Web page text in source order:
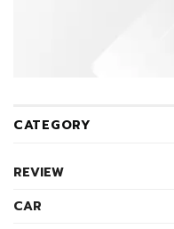
CATEGORY
REVIEW
CAR